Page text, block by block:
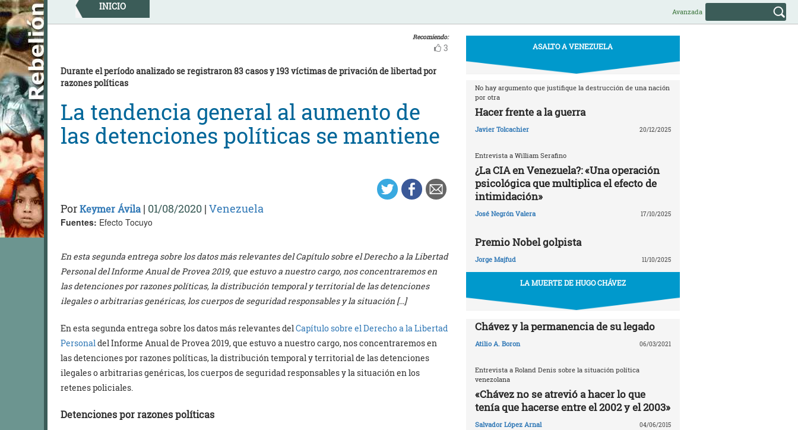
Skip
to
content
INICIO Avanzada
Recomiendo:
3
Durante el período analizado se registraron 83 casos y 193 víctimas de privación de libertad por
razones políticas
La tendencia general al aumento de
las detenciones políticas se mantiene
PorKeymer Ávila | 01/08/2020 | Venezuela
Fuentes: Efecto Tocuyo
En esta segunda entrega sobre los datos más relevantes del Capítulo sobre el Derecho a la Libertad
Personal del Informe Anual de Provea 2019, que estuvo a nuestro cargo, nos concentraremos en
las detenciones por razones políticas, la distribución temporal y territorial de las detenciones
ilegales o arbitrarias genéricas, los cuerpos de seguridad responsables y la situación […]
En esta segunda entrega sobre los datos más relevantes del Capítulo sobre el Derecho a la Libertad
Personal del Informe Anual de Provea 2019, que estuvo a nuestro cargo, nos concentraremos en
las detenciones por razones políticas, la distribución temporal y territorial de las detenciones
ilegales o arbitrarias genéricas, los cuerpos de seguridad responsables y la situación en los
retenes policiales.
Detenciones por razones políticas
ASALTO A VENEZUELA
No hay argumento que justifique la destrucción de una nación
por otra
Hacer frente a la guerra
Javier Tolcachier 20/12/2025
Entrevista a William Serafino
¿La CIA en Venezuela?: «Una operación
psicológica que multiplica el efecto de
intimidación»
José Negrón Valera 17/10/2025
Premio Nobel golpista
Jorge Majfud 11/10/2025
LA MUERTE DE HUGO CHÁVEZ
Chávez y la permanencia de su legado
Atilio A. Boron 06/03/2021
Entrevista a Roland Denis sobre la situación política
venezolana
«Chávez no se atrevió a hacer lo que
tenía que hacerse entre el 2002 y el 2003»
Salvador López Arnal 04/06/2015